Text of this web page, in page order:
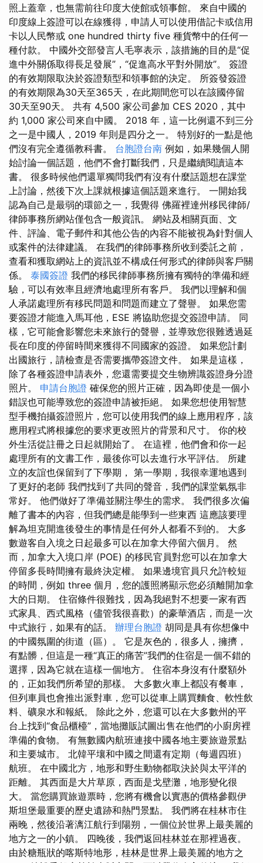
照上蓋章，也無需前往印度大使館或領事館。 來自中國的
印度線上簽證可以在線獲得，申請人可以使用借記卡或信用
卡以人民幣或 one hundred thirty five 種貨幣中的任何一
種付款。 中國外交部發言人毛寧表示，該措施的目的是“促
進中外關係取得長足發展”，“促進高水平對外開放”。 簽證
的有效期限取決於簽證類型和領事館的決定。 所簽發簽證
的有效期限為30天至365天，在此期間您可以在該國停留
30天至90天。 共有 4,500 家公司參加 CES 2020，其中
約 1,000 家公司來自中國。 2018 年，這一比例還不到三分
之一是中國人，2019 年則是四分之一。 特別好的一點是他
們沒有完全遵循教科書。 台胞證台南 例如，如果幾個人開
始討論一個話題，他們不會打斷我們，只是繼續閱讀這本
書。 很多時候他們還單獨問我們有沒有什麼話題想在課堂
上討論，然後下次上課就根據這個話題來進行。 一開始我
認為自己是最弱的環節之一，我覺得 佛羅裡達州移民律師/
律師事務所網站僅包含一般資訊。 網站及相關頁面、文
件、評論、電子郵件和其他公告的內容不能被視為針對個人
或案件的法律建議。 在我們的律師事務所收到委託之前，
查看和獲取網站上的資訊並不構成任何形式的律師與客戶關
係。 泰國簽證 我們的移民律師事務所擁有獨特的準備和經
驗，可以有效率且經濟地處理所有客戶。 我們以理解和個
人承諾處理所有移民問題和問題而建立了聲譽。 如果您需
要簽證才能進入馬耳他，ESE 將協助您提交簽證申請。 同
樣，它可能會影響您未來旅行的聲譽，並導致您很難透過延
長在印度的停留時間來獲得不同國家的簽證。 如果您計劃
出國旅行，請檢查是否需要攜帶簽證文件。 如果是這樣，
除了各種簽證申請表外，您還需要提交生物辨識簽證身分證
照片。 申請台胞證 確保您的照片正確，因為即使是一個小
錯誤也可能導致您的簽證申請被拒絕。 如果您想使用智慧
型手機拍攝簽證照片，您可以使用我們的線上應用程序，該
應用程式將根據您的要求更改照片的背景和尺寸。 你的校
外生活從註冊之日起就開始了。 在這裡，他們會和你一起
處理所有的文書工作，最後你可以去進行水平評估。 所建
立的友誼也保留到了下學期， 第一學期，我很幸運地遇到
了更好的老師 我們找到了共同的聲音，我們的課堂氣氛非
常好。 他們做好了準備並關注學生的需求。 我們很多次偏
離了書本的內容，但我們總是能學到一些東西 這應該要理
解為坦克開進後發生的事情是任何外人都看不到的。 大多
數遊客自入境之日起最多可以在加拿大停留六個月。 然
而，加拿大入境口岸 (POE) 的移民官員對您可以在加拿大
停留多長時間擁有最終決定權。 如果邊境官員只允許較短
的時間，例如 three 個月，您的護照將顯示您必須離開加拿
大的日期。 住宿條件很難找，因為我絕對不想要一家有西
式家具、西式風格（儘管我很喜歡）的豪華酒店，而是一次
中式旅行，如果有的話。 辦理台胞證 胡同是具有你想像中
的中國氛圍的街道（區）。 它是灰色的，很多人，擁擠，
有點髒，但這是一種“真正的痛苦”我們的住宿是一個不錯的
選擇，因為它就在這樣一個地方。 住宿本身沒有什麼額外
的，正如我們所希望的那樣。 大多數火車上都設有餐車，
但列車員也會推出派對車，您可以從車上購買麵食、軟性飲
料、礦泉水和報紙。 除此之外，您還可以在大多數州的平
台上找到“食品櫃檯”，當地攤販試圖出售在他們的小廚房裡
準備的食物。 有無數國內航班連接中國各地主要旅遊景點
和主要城市。 北韓平壤和中國之間還有定期（每週四班）
航班。 在中國北方，地形和野生動物都取決於與太平洋的
距離。 其西面是大片草原，西面是戈壁灘，地形變化很
大。 當您購買旅遊票時，您將有機會以實惠的價格參觀伊
斯坦堡最重要的歷史遺跡和熱門景點。 我們將在桂林市住
兩晚，然後沿著漓江航行到陽朔，一個位於世界上最美麗的
地方之一的小鎮。 四晚後，我們返回桂林並在那裡過夜。
由於糖瓶狀的喀斯特地形，桂林是世界上最美麗的地方之